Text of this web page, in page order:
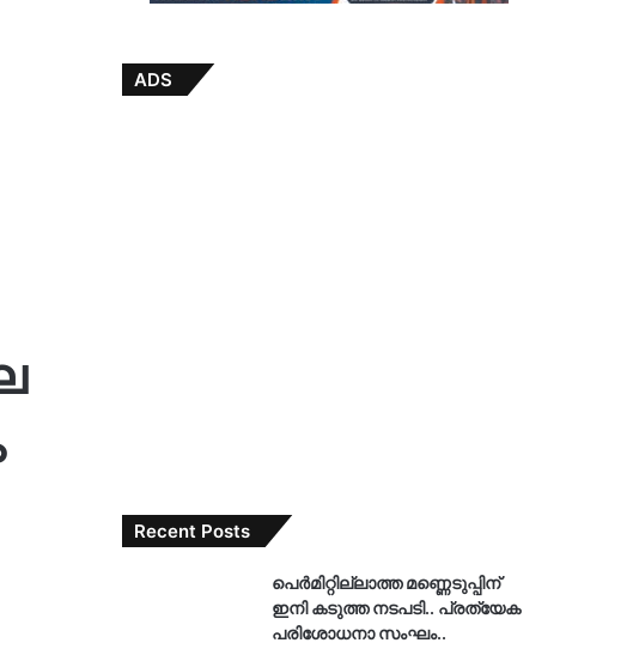
ADS
Recent Posts
പെർമിറ്റില്ലാത്ത മണ്ണെടുപ്പിന്
ഇനി കടുത്ത നടപടി.. പ്രത്യേക
പരിശോധനാ സംഘം..